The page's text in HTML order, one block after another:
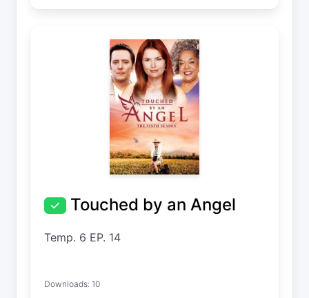
Touched by an Angel
Temp. 6 EP. 14
Downloads: 10